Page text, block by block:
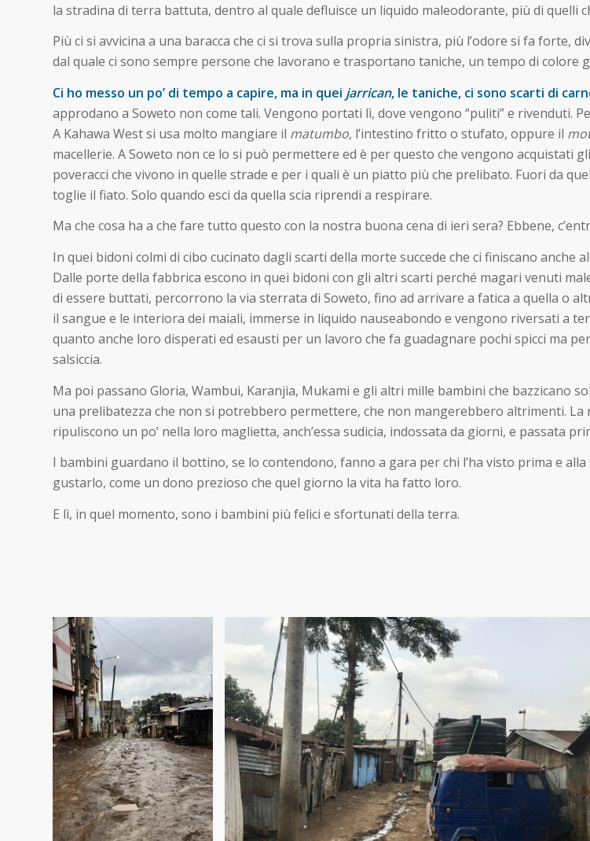
la stradina di terra battuta, dentro al quale defluisce un liquido maleodorante, più di quelli
Più ci si avvicina a una baracca che ci si trova sulla propria sinistra, più l’odore si fa forte,
dal quale ci sono sempre persone che lavorano e trasportano taniche, un tempo di colore
Ci ho messo un po’ di tempo a capire, ma in quei jarrican, le taniche, ci sono scarti di
approdano a Soweto non come tali. Vengono portati lì, dove vengono “puliti” e rivenduti.
A Kahawa West si usa molto mangiare il matumbo, l’intestino fritto o stufato, oppure il
macellerie. A Soweto non ce lo si può permettere ed è per questo che vengono acquistati
poveracci che vivono in quelle strade e per i quali è un piatto più che prelibato. Fuori da
toglie il fiato. Solo quando esci da quella scia riprendi a respirare.
Ma che cosa ha a che fare tutto questo con la nostra buona cena di ieri sera? Ebbene,
In quei bidoni colmi di cibo cucinato dagli scarti della morte succede che ci finiscano
Dalle porte della fabbrica escono in quei bidoni con gli altri scarti perché magari venuti
di essere buttati, percorrono la via sterrata di Soweto, fino ad arrivare a fatica a quella o
il sangue e le interiora dei maiali, immerse in liquido nauseabondo e vengono riversati a
quanto anche loro disperati ed esausti per un lavoro che fa guadagnare pochi spicci ma
salsiccia.
Ma poi passano Gloria, Wambui, Karanjia, Mukami e gli altri mille bambini che bazzicano
una prelibatezza che non si potrebbero permettere, che non mangerebbero altrimenti. La
ripuliscono un po’ nella loro maglietta, anch’essa sudicia, indossata da giorni, e passata
I bambini guardano il bottino, se lo contendono, fanno a gara per chi l’ha visto prima e
gustarlo, come un dono prezioso che quel giorno la vita ha fatto loro.
E lì, in quel momento, sono i bambini più felici e sfortunati della terra.